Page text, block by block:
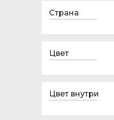
Страна
Цвет
Цвет внутри